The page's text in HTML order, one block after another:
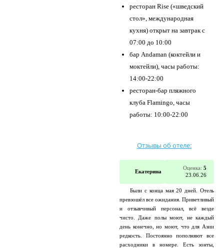
ресторан Rise («шведский
стол», международная
кухня) открыт на завтрак с
07:00 до 10:00
бар Andaman (коктейли и
моктейли), часы работы:
14:00-22:00
ресторан-бар пляжного
клуба Flamingo, часы
работы: 10:00-22:00
Отзывы об отеле:
Екатерина
Оценка: 5
23.06.26
Были с конца мая 20 дней. Отель
превзошёл все ожидания. Приветливый
и отзывчивый персонал, всё везде
чисто. Даже полы моют, не каждый
день конечно, но моют, что для Азии
редкость. Постоянно пополняют все
расходники в номере. Есть зонты,